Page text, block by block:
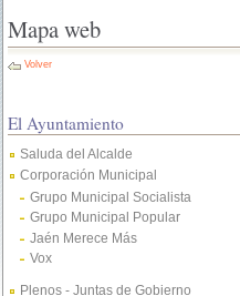
Mapa web
Volver
El Ayuntamiento
Saluda del Alcalde
Corporación Municipal
Grupo Municipal Socialista
Grupo Municipal Popular
Jaén Merece Más
Vox
Plenos - Juntas de Gobierno